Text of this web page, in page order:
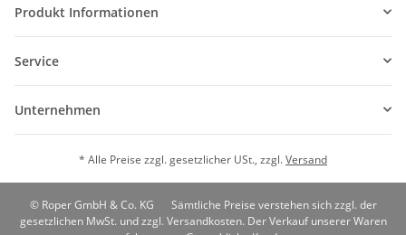
Produkt Informationen
Service
Unternehmen
* Alle Preise zzgl. gesetzlicher USt., zzgl.Versand
© Roper GmbH & Co. KG
Sämtliche Preise verstehen sich zzgl. der
gesetzlichen MwSt. und zzgl. Versandkosten. Der Verkauf unserer Waren